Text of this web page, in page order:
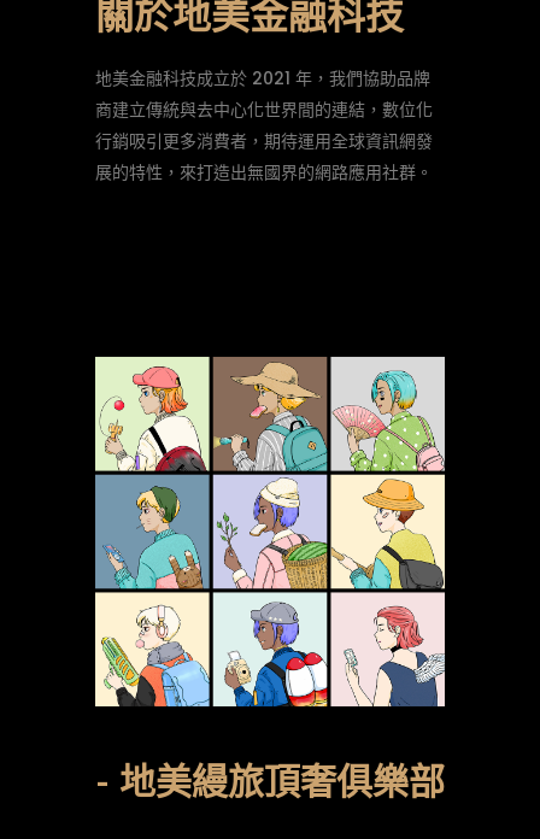
關於地美金融科技
地美金融科技成立於 2021 年，我們協助品牌
商建立傳統與去中心化世界間的連結，數位化
行銷吸引更多消費者，期待運用全球資訊網發
展的特性，來打造出無國界的網路應用社群。
- 地美縵旅頂奢俱樂部